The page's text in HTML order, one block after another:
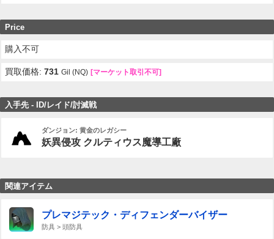
Price
購入不可
買取価格:731 Gil (NQ) [マーケット取引不可]
入手先 - ID/レイド/討滅戦
ダンジョン: 黄金のレガシー
妖異侵攻 クルティウス魔導工廠
関連アイテム
プレマジテック・ディフェンダーバイザー
防具 > 頭防具